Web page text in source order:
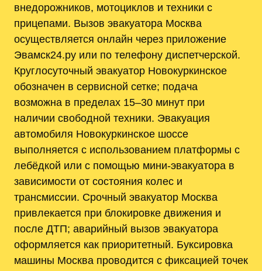
внедорожников, мотоциклов и техники с
прицепами. Вызов эвакуатора Москва
осуществляется онлайн через приложение
Эвамск24.ру или по телефону диспетчерской.
Круглосуточный эвакуатор Новокуркинское
обозначен в сервисной сетке; подача
возможна в пределах 15–30 минут при
наличии свободной техники. Эвакуация
автомобиля Новокуркинское шоссе
выполняется с использованием платформы с
лебёдкой или с помощью мини-эвакуатора в
зависимости от состояния колес и
трансмиссии. Срочный эвакуатор Москва
привлекается при блокировке движения и
после ДТП; аварийный вызов эвакуатора
оформляется как приоритетный. Буксировка
машины Москва проводится с фиксацией точек